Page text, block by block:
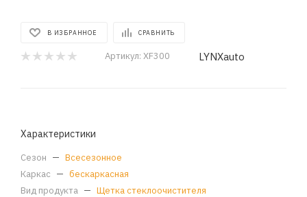
В ИЗБРАННОЕ СРАВНИТЬ
Артикул: XF300 LYNXauto
Характеристики
Сезон — Всесезонное
Каркас — бескаркасная
Вид продукта — Щетка стеклоочистителя